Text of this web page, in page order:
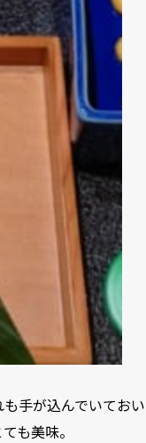
手が込んでいておい
も美味。